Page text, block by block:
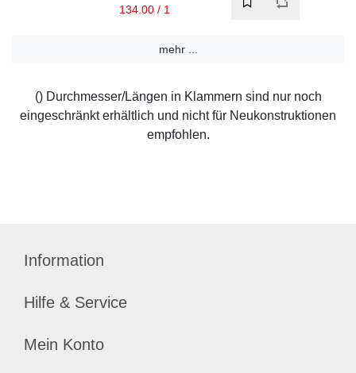
134.00 / 1
mehr ...
() Durchmesser/Längen in Klammern sind nur noch
eingeschränkt erhältlich und nicht für Neukonstruktionen
empfohlen.
Information
Hilfe & Service
Mein Konto